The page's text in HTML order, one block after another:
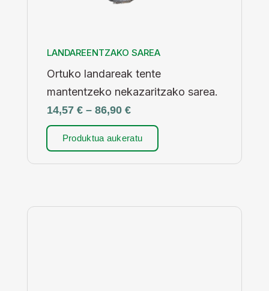
LANDAREENTZAKO SAREA
Ortuko landareak tente
mantentzeko nekazaritzako sarea.
14,57 € – 86,90 €
Produktua aukeratu